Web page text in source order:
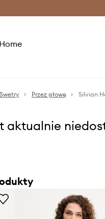
Home
Swetry Przez głowę Silvian
aktualnie